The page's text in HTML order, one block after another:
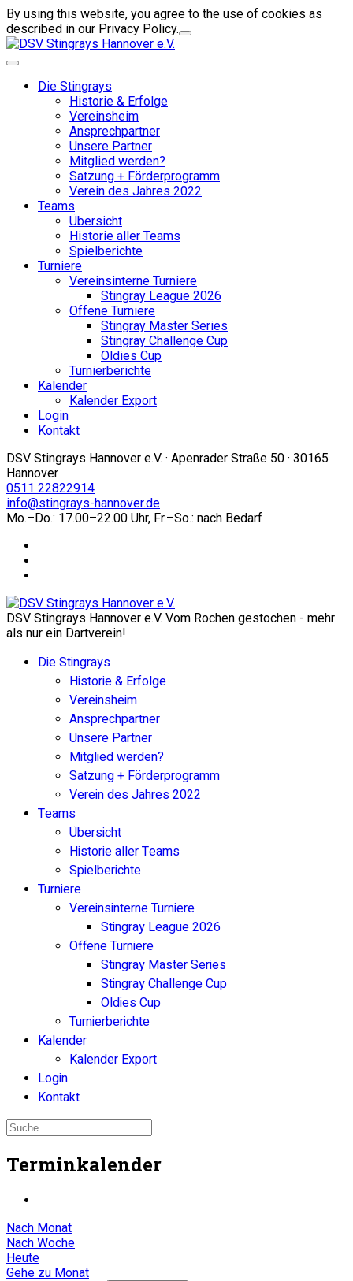
By using this website, you agree to the use of cookies as
described in our Privacy Policy.
Die Stingrays
Historie & Erfolge
Vereinsheim
Ansprechpartner
Unsere Partner
Mitglied werden?
Satzung + Förderprogramm
Verein des Jahres 2022
Teams
Übersicht
Historie aller Teams
Spielberichte
Turniere
Vereinsinterne Turniere
Stingray League 2026
Offene Turniere
Stingray Master Series
Stingray Challenge Cup
Oldies Cup
Turnierberichte
Kalender
Kalender Export
Login
Kontakt
DSV Stingrays Hannover e.V. · Apenrader Straße 50 · 30165
Hannover
0511 22822914
info@stingrays-hannover.de
Mo.–Do.: 17.00–22.00 Uhr, Fr.–So.: nach Bedarf
DSV Stingrays Hannover e.V. Vom Rochen gestochen - mehr
als nur ein Dartverein!
Die Stingrays
Historie & Erfolge
Vereinsheim
Ansprechpartner
Unsere Partner
Mitglied werden?
Satzung + Förderprogramm
Verein des Jahres 2022
Teams
Übersicht
Historie aller Teams
Spielberichte
Turniere
Vereinsinterne Turniere
Stingray League 2026
Offene Turniere
Stingray Master Series
Stingray Challenge Cup
Oldies Cup
Turnierberichte
Kalender
Kalender Export
Login
Kontakt
Terminkalender
Nach Monat
Nach Woche
Heute
Gehe zu Monat